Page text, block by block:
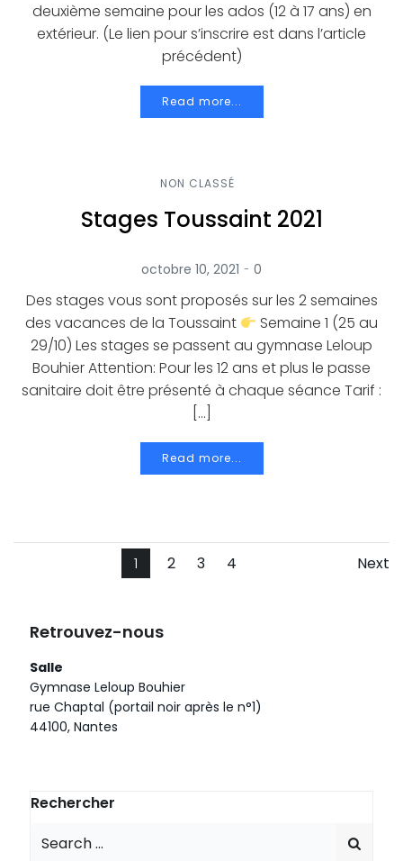
deuxième semaine pour les ados (12 à 17 ans) en
extérieur. (Le lien pour s’inscrire est dans l’article
précédent)
Read more...
NON CLASSÉ
Stages Toussaint 2021
octobre 10, 2021 - 0
Des stages vous sont proposés sur les 2 semaines
des vacances de la Toussaint
Semaine 1 (25 au
29/10) Les stages se passent au gymnase Leloup
Bouhier Attention: Pour les 12 ans et plus le passe
sanitaire doit être présenté à chaque séance Tarif :
[…]
Read more...
Posts
navigation
Page
1 Page
2 Page
3 Page
4 Next
Retrouvez-nous
Salle
Gymnase Leloup Bouhier
rue Chaptal (portail noir après le n°1)
44100, Nantes
Rechercher
Search